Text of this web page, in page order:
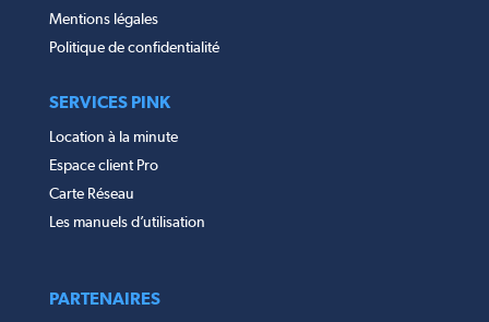
Mentions légales
Politique de confidentialité
SERVICES PINK
Location à la minute
Espace client Pro
Carte Réseau
Les manuels d’utilisation
PARTENAIRES